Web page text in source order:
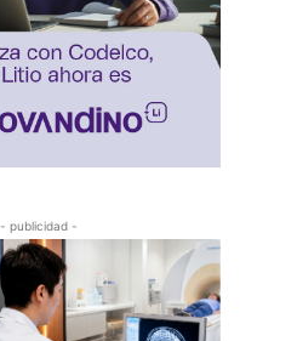
- publicidad -